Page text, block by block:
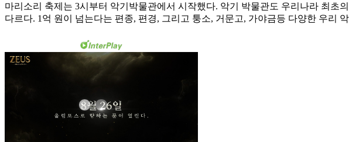
마리소리 축제는 3시부터 악기박물관에서 시작했다. 악기 박물관도 우리나라 최초
다르다. 1억 원이 넘는다는 편종, 편경, 그리고 퉁소, 거문고, 가야금등 다양한 우리